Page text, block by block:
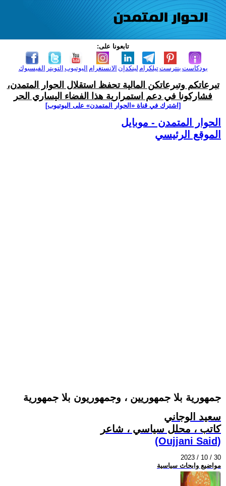
تابعونا على:
الفيسبوك التويتر اليوتيوب الانستغرام لينكدإن تيلكرامبنترست بودكاست
تبرعاتكم وتبرعاتكن المالية تحفظ استقلال الحوار المتمدن،
فشاركونا في دعم استمرارية هذا الفضاء اليساري الحر
[اشترك في قناة ‫«الحوار المتمدن» على اليوتيوب]
الحوار المتمدن - موبايل
الموقع الرئيسي
جمهورية بلا جمهوريين ، وجمهوريون بلا جمهورية
سعيد الوجاني
كاتب ، محلل سياسي ، شاعر
(Oujjani Said)
2023 / 10 / 30
مواضيع وابحاث سياسية